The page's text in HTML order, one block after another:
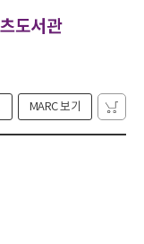
MARC 보기